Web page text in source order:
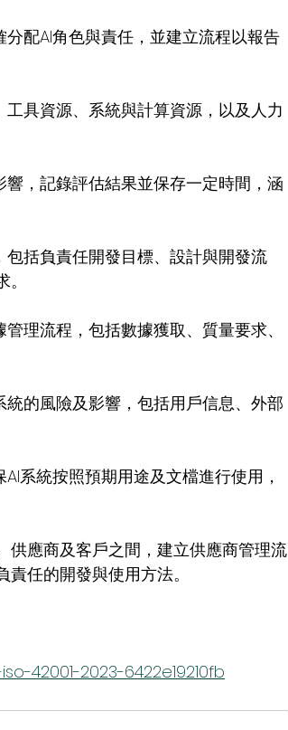
配AI角色與責任，並建立流程以報告
具資源、系統與計算資源，以及人力
，記錄評估結果並保存一定時間，涵
括負責任開發目標、設計與開發流
理流程，包括數據獲取、質量要求、
的風險及影響，包括用戶信息、外部
系統按照預期用途及文檔進行使用，
供應商及客戶之間，建立供應商管理流
任的開發與使用方法。
42001-2023-6422e19210fb